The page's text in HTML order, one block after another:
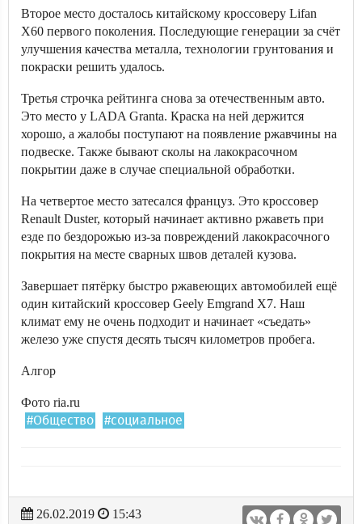
Второе место досталось китайскому кроссоверу Lifan
X60 первого поколения. Последующие генерации за счёт
улучшения качества металла, технологии грунтования и
покраски решить удалось.
Третья строчка рейтинга снова за отечественным авто.
Это место у LADA Granta. Краска на ней держится
хорошо, а жалобы поступают на появление ржавчины на
подвеске. Также бывают сколы на лакокрасочном
покрытии даже в случае специальной обработки.
На четвертое место затесался француз. Это кроссовер
Renault Duster, который начинает активно ржаветь при
езде по бездорожью из-за повреждений лакокрасочного
покрытия на месте сварных швов деталей кузова.
Завершает пятёрку быстро ржавеющих автомобилей ещё
один китайский кроссовер Geely Emgrand X7. Наш
климат ему не очень подходит и начинает «съедать»
железо уже спустя десять тысяч километров пробега.
Алгор
Фото ria.ru
#Общество #социальное
26.02.2019
15:43